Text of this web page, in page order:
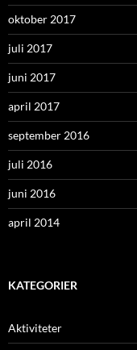
oktober 2017
juli 2017
juni 2017
april 2017
september 2016
juli 2016
juni 2016
april 2014
KATEGORIER
Aktiviteter